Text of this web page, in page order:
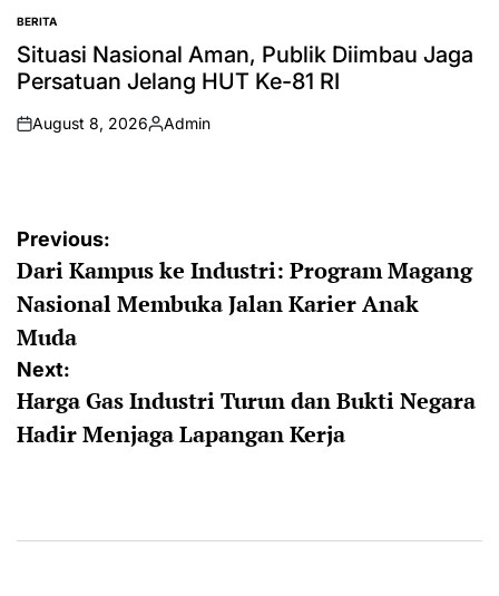
POSTED
IN
BERITA
Situasi Nasional Aman, Publik Diimbau Jaga
Persatuan Jelang HUT Ke-81 RI
on
August 8, 2026
Posted
Admin
Post
navigation
Previous:
Dari Kampus ke Industri: Program Magang
Nasional Membuka Jalan Karier Anak
Muda
Next:
Harga Gas Industri Turun dan Bukti Negara
Hadir Menjaga Lapangan Kerja